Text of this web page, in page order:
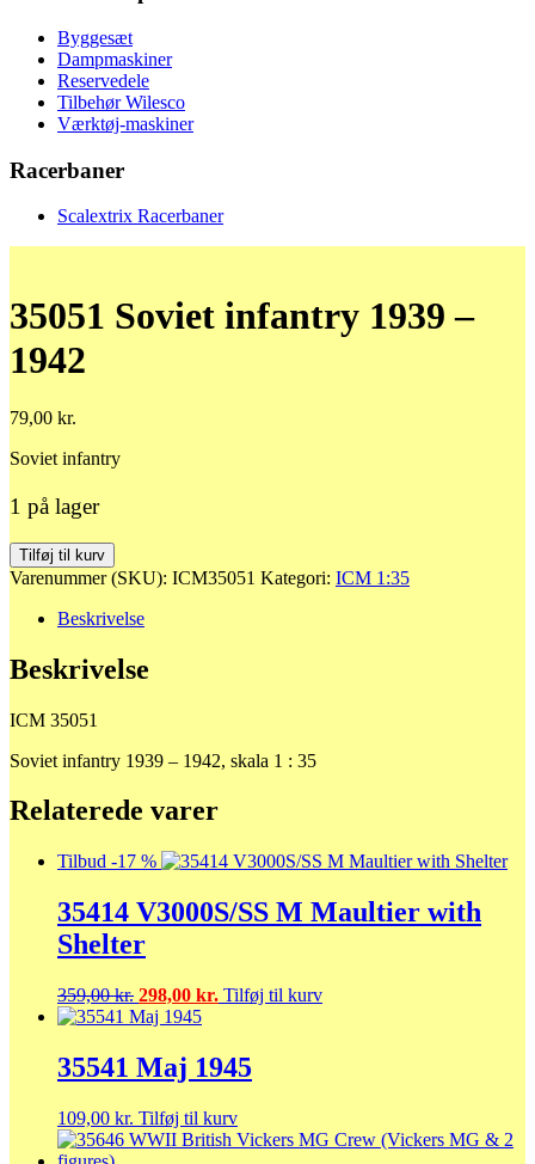
Byggesæt
Dampmaskiner
Reservedele
Tilbehør Wilesco
Værktøj-maskiner
Racerbaner
Scalextrix Racerbaner
35051 Soviet infantry 1939 –
1942
79,00 kr.
Soviet infantry
1 på lager
35051
Soviet
1939
1942
antal
Tilføj til kurv
Varenummer (SKU): ICM35051 Kategori: ICM 1:35
Beskrivelse
Beskrivelse
ICM 35051
Soviet infantry 1939 – 1942, skala 1 : 35
Relaterede varer
Tilbud -17 %
35414 V3000S/SS M Maultier with
Shelter
359,00kr. Den
oprindelige
var:
359,00 kr..
298,00 kr. Den
er:
298,00 kr..
Tilføj til kurv
35541 Maj 1945
109,00 kr. Tilføj til kurv